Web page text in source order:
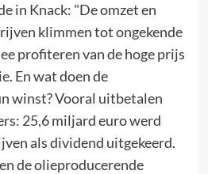
in Knack: "De omzet en
klimmen tot ongekende
profiteren van de hoge prijs
En wat doen de
winst? Vooral uitbetalen
25,6 miljard euro werd
als dividend uitgekeerd.
de olieproducerende